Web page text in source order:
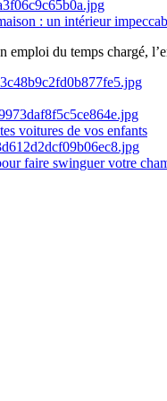
: un intérieur
du temps chargé,
voitures de vos enfants
faire swinguer votre